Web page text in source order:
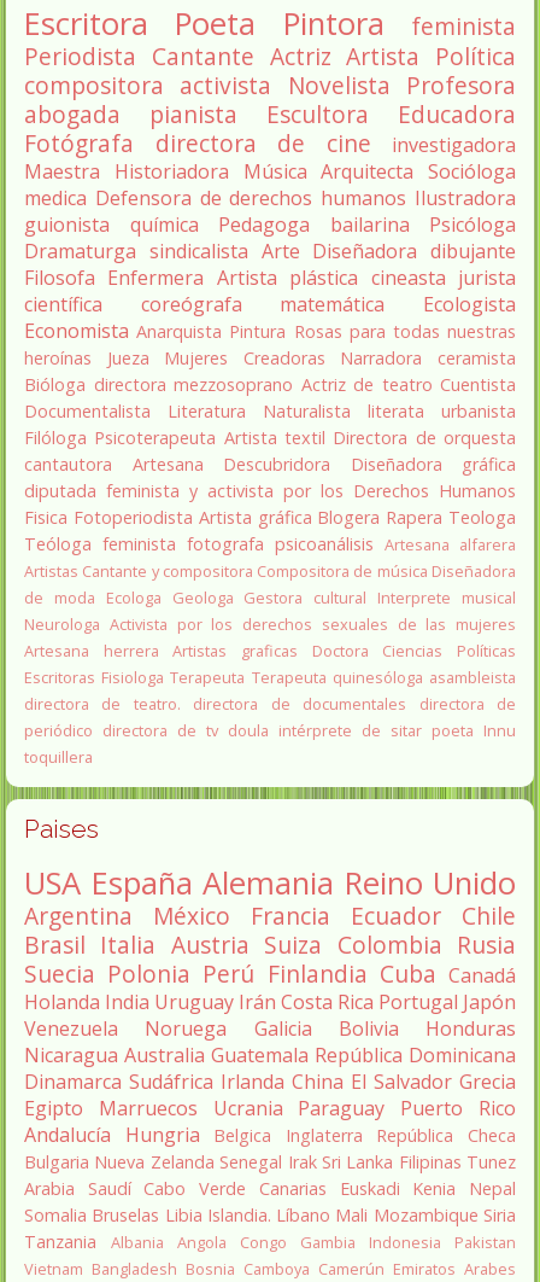
Escritora Poeta Pintora
feminista
Periodista Cantante Actriz Artista
Política
compositora activista Novelista
Profesora
abogada
pianista Escultora
Educadora
Fotógrafa
directora de cine
investigadora
Maestra
Historiadora Música Arquitecta Socióloga
medica Defensora de derechos humanos Ilustradora
guionista
química Pedagoga bailarina
Psicóloga
Dramaturga sindicalista Arte Diseñadora dibujante
Filosofa Enfermera Artista plástica cineasta jurista
científica
coreógrafa matemática
Ecologista
Economista Anarquista Pintura Rosas para todas nuestras
heroínas
Jueza Mujeres Creadoras Narradora
ceramista
Bióloga directora mezzosoprano Actriz de teatro Cuentista
Documentalista
Literatura Naturalista literata
urbanista
Filóloga Psicoterapeuta Artista textil Directora de orquesta
cantautora
Artesana Descubridora
Diseñadora gráfica
diputada feminista y activista por los Derechos Humanos
Fisica Fotoperiodista Artista gráfica Blogera Rapera Teologa
Teóloga feminista fotografa psicoanálisis Artesana alfarera
Artistas Cantante y compositora Compositora de música Diseñadora
de moda
Ecologa Geologa Gestora cultural
Interprete musical
Neurologa Activista por los derechos sexuales de las mujeres
Artesana herrera
Artistas graficas
Doctora Ciencias Políticas
Escritoras Fisiologa Terapeuta Terapeuta quinesóloga asambleista
directora de teatro.
directora de documentales
directora de
periódico directora de tv doula intérprete de sitar poeta Innu
toquillera
Paises
USA España Alemania Reino Unido
Argentina México Francia Ecuador
Chile
Brasil Italia Austria Suiza Colombia Rusia
Suecia Polonia Perú Finlandia Cuba Canadá
Holanda India Uruguay Irán Costa Rica Portugal Japón
Venezuela
Noruega Galicia Bolivia
Honduras
Nicaragua Australia Guatemala República Dominicana
Dinamarca Sudáfrica Irlanda China El Salvador Grecia
Egipto
Marruecos Ucrania Paraguay
Puerto Rico
Andalucía
Hungria Belgica Inglaterra
República Checa
Bulgaria Nueva Zelanda Senegal Irak Sri Lanka Filipinas Tunez
Arabia Saudí Cabo Verde Canarias Euskadi Kenia
Nepal
Somalia Bruselas Libia Islandia. Líbano Mali Mozambique Siria
Tanzania
Albania Angola Congo Gambia Indonesia
Pakistan
Vietnam Bangladesh Bosnia Camboya Camerún Emiratos Arabes